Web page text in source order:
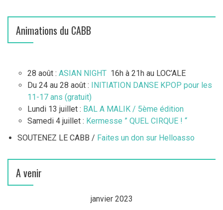
Animations du CABB
28 août : ASIAN NIGHT 16h à 21h au LOC’ALE
Du 24 au 28 août :
INITIATION DANSE KPOP pour les
11-17 ans (gratuit)
Lundi 13 juillet : BAL A MALIK / 5ème édition
Samedi 4 juillet : Kermesse ” QUEL CIRQUE ! “
SOUTENEZ LE CABB / Faites un don sur Helloasso
A venir
janvier 2023